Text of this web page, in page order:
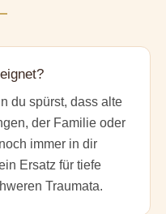
du spürst, dass alte
der Familie oder
immer in dir
Ersatz für tiefe
Traumata.